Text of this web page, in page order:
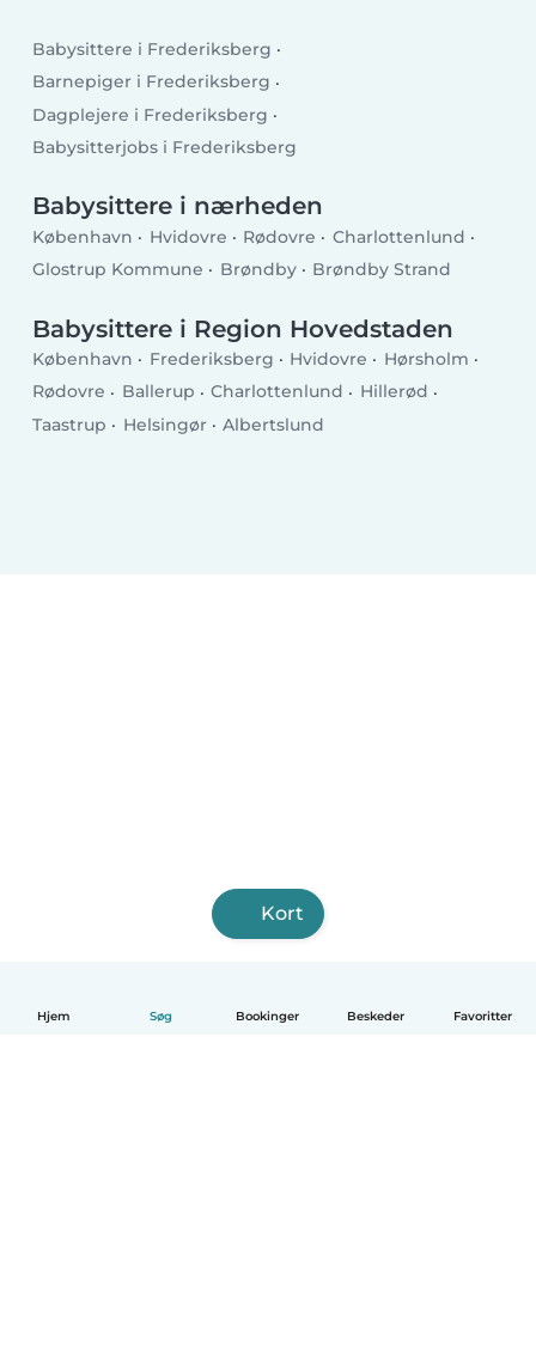
Hjem Søg Bookinger Beskeder Favoritter
Babysittere i Frederiksberg
Barnepiger i Frederiksberg
Dagplejere i Frederiksberg
Babysitterjobs i Frederiksberg
Babysittere i nærheden
København Hvidovre Rødovre
Charlottenlund
Glostrup Kommune
Brøndby Brøndby Strand
Babysittere i Region Hovedstaden
København Frederiksberg Hvidovre
Hørsholm
Rødovre
Ballerup Charlottenlund
Hillerød
Taastrup
Helsingør Albertslund
Kort